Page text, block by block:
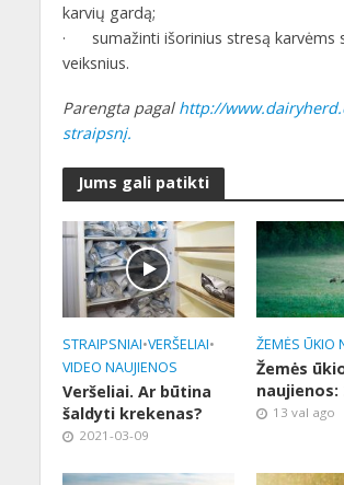
karvių gardą;
· sumažinti išorinius stresą karvėms
veiksnius.
Parengta pagalhttp://
straipsnį.
Jums gali patikti
STRAIPSNIAI•VERŠELIAI•
VIDEO NAUJIENOS
Veršeliai. Ar būtina
šaldyti krekenas?
2021-03-09
ŽEMĖS ŪKIO
Žemės
naujienos:
13 val ago